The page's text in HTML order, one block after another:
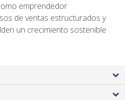
emprendedor
de ventas estructurados y
un crecimiento sostenible